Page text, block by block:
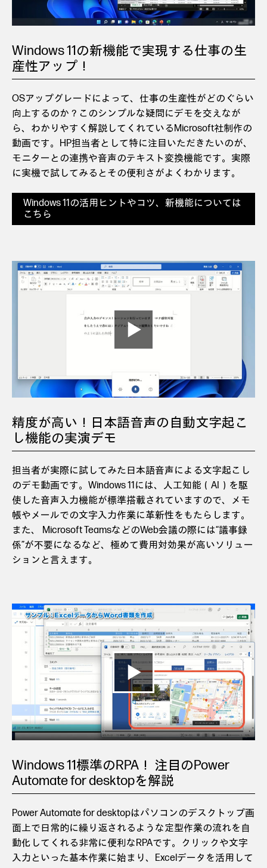
Windows 11の新機能で実現する仕事の生
産性アップ！
OSアップグレードによって、仕事の生産性がどのぐらい
向上するのか？このシンプルな疑問にデモを交えなが
ら、わかりやすく解説してくれているMicrosoft社制作の
動画です。HP担当者として特に注目いただきたいのが、
モニターとの連携や音声のテキスト変換機能です。実際
に実機で試してみるとその便利さがよくわかります。
Windows 11の活用ヒントやコツ、新機能については
こちら
精度が高い！日本語音声の自動文字起こ
し機能の実演デモ
担当者が実際に試してみた日本語音声による文字起こし
のデモ動画です。Windows 11には、人工知能（AI）を駆
使した音声入力機能が標準搭載されていますので、メモ
帳やメールでの文字入力作業に革新性をもたらします。
また、 Microsoft TeamsなどのWeb会議の際には“議事録
係”が不要になるなど、極めて費用対効果が高いソリュー
ションと言えます。
Windows 11標準のRPA！ 注目のPower
Automate for desktopを解説
Power Automate for desktopはパソコンのデスクトップ画
面上で日常的に繰り返されるような定型作業の流れを自
動化してくれる非常に便利なRPAです。クリックや文字
入力といった基本作業に始まり、Excelデータを活用して